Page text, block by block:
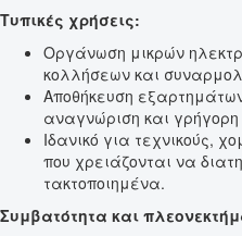
Τυπικές χρήσεις:
Οργάνωση μικρών
κολλήσεων και
Αποθήκευση
αναγνώριση και
Ιδανικό για τεχνικούς,
που χρειάζονται να
τακτοποιημένα.
Συμβατότητα και